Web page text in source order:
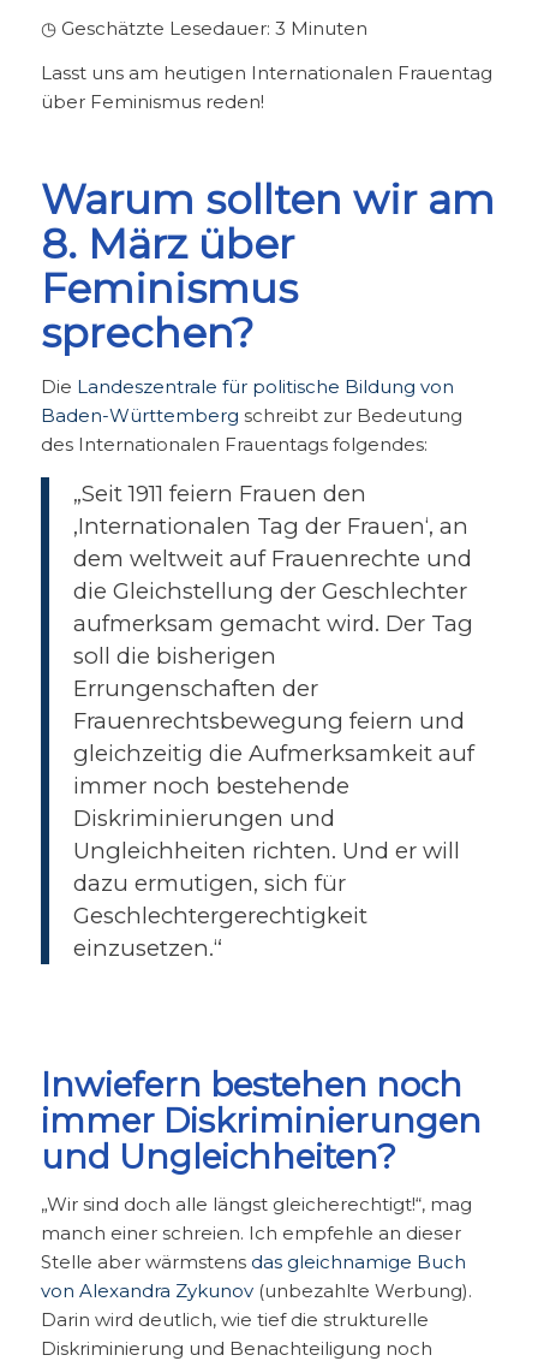
◷ Geschätzte Lesedauer: 3 Minuten
Lasst uns am heutigen Internationalen Frauentag
über Feminismus reden!
Warum sollten wir am
8. März über
Feminismus
sprechen?
Die Landeszentrale für politische Bildung von
Baden-Württemberg schreibt zur Bedeutung
des Internationalen Frauentags folgendes:
„Seit 1911 feiern Frauen den
‚Internationalen Tag der Frauen‘, an
dem weltweit auf Frauenrechte und
die Gleichstellung der Geschlechter
aufmerksam gemacht wird. Der Tag
soll die bisherigen
Errungenschaften der
Frauenrechtsbewegung feiern und
gleichzeitig die Aufmerksamkeit auf
immer noch bestehende
Diskriminierungen und
Ungleichheiten richten. Und er will
dazu ermutigen, sich für
Geschlechtergerechtigkeit
einzusetzen.“
Inwiefern bestehen noch
immer Diskriminierungen
und Ungleichheiten?
„Wir sind doch alle längst gleicherechtigt!“, mag
manch einer schreien. Ich empfehle an dieser
Stelle aber wärmstens das gleichnamige Buch
von Alexandra Zykunov(unbezahlte Werbung).
Darin wird deutlich, wie tief die strukturelle
Diskriminierung und Benachteiligung noch